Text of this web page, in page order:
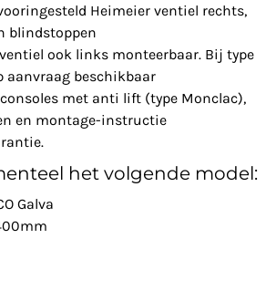
Heimeier ventiel rechts,
blindstoppen
ook links monteerbaar. Bij type
aanvraag beschikbaar
consoles met anti lift (type Monclac),
en montage-instructie
het volgende model:
Galva